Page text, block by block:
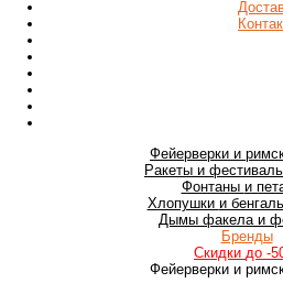
Фейерверки и
Ракеты и
Фонтаны и
Хлопушки и
Дымы факела и
Бренды
Скидки до -
Фейерверки и